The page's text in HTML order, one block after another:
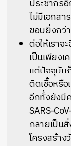
ประชากร
ไม่มีเอกส
ขอบยิ่งกว่
ต่อให้เราจ
เป็นเพียงเ
แต่ปัจจุบัน
ติดเชื้อหรือ
อีกทั้งยังมี
SARS-
กลายเป็น
โครงสร้า